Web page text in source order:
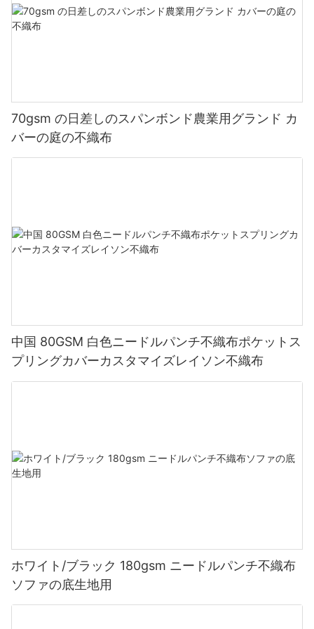
70gsm の日差しのスパンボンド農業用グランド カ
バーの庭の不織布
中国 80GSM 白色ニードルパンチ不織布ポケットス
プリングカバーカスタマイズレイソン不織布
ホワイト/ブラック 180gsm ニードルパンチ不織布
ソファの底生地用